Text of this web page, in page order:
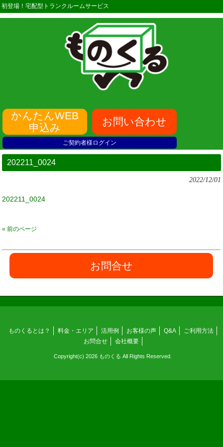
初登場！宅配型トランクルームサービス
かんたんWEB
申込み
お問い合わせ
ご契約者様ログイン
202211_0024
2022/12/01
202211_0024
« 前のページ
お問合せ
ものくるとは？ 料金・エリア 活用例 お客様の声 Q&A
ご利用方法
お問合せ
会社概要
Copyright(c) 2026 ものくる All Rights Reserved.